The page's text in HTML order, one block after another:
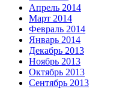
Апрель 2014
Март 2014
Февраль 2014
Январь 2014
Декабрь 2013
Ноябрь 2013
Октябрь 2013
Сентябрь 2013